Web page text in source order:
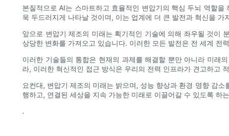
본질적으로 AI는 스마트하고 효율적인 변압기의 핵심 두뇌 역할
욱 두드러지게 나타날 것이며, 이는 업계에 더 큰 발전과 혁신을 가
앞으로 변압기 제조의 미래는 획기적인 기술에 의해 좌우될 것이
상당한 변화를 가져오고 있습니다. 이러한 모든 발전은 전 세계 전
이러한 기술들의 통합은 현재의 과제를 해결할 뿐만 아니라 미래
라, 이러한 혁신적인 접근 방식은 우리의 전력 인프라가 견고하고
요컨대, 변압기 제조의 미래는 밝으며, 성능 향상과 환경 영향 감
행하고, 연결된 세상을 지속 가능한 미래로 이끌어갈 수 있도록 하
.